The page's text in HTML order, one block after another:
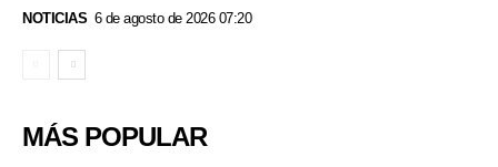
NOTICIAS 6 de agosto de 2026 07:20
MÁS POPULAR